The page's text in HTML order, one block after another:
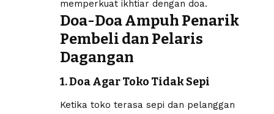
memperkuat ikhtiar dengan doa.
Doa-Doa Ampuh Penarik
Pembeli dan Pelaris
Dagangan
1. Doa Agar Toko Tidak Sepi
Ketika toko terasa sepi dan pelanggan